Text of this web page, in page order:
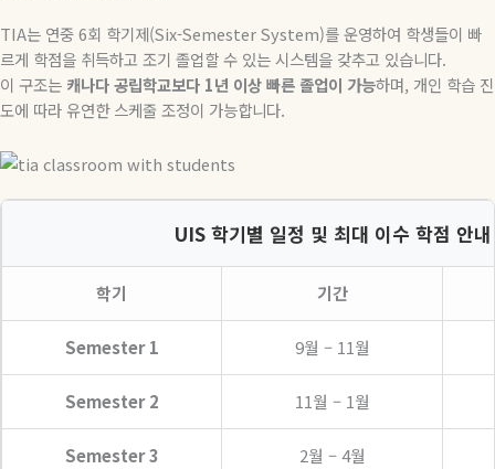
TIA는 연중6회 학기제(Six-Semester System)를 운영하여 학생들이 빠
르게 학점을 취득하고 조기 졸업할 수 있는 시스템을 갖추고 있습니다.
이 구조는 캐나다공립학교보다 1년 이상빠른 졸업이 가능하며, 개인 학습 진
도에 따라 유연한 스케줄 조정이 가능합니다.
UIS 학기별 일정 및 최대 이수 학점 안내
학기 기간
Semester 1 9월 – 11월
Semester 2 11월 – 1월
Semester 3 2월 – 4월